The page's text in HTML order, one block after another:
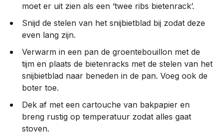
moet er uit zien als een ‘twee ribs bietenrack’.
Snijd de stelen van het snijbietblad bij zodat deze
even lang zijn.
Verwarm in een pan de groentebouillon met de
tijm en plaats de bietenracks met de stelen van het
snijbietblad naar beneden in de pan. Voeg ook de
boter toe.
Dek af met een cartouche van bakpapier en
breng rustig op temperatuur zodat alles gaat
stoven.